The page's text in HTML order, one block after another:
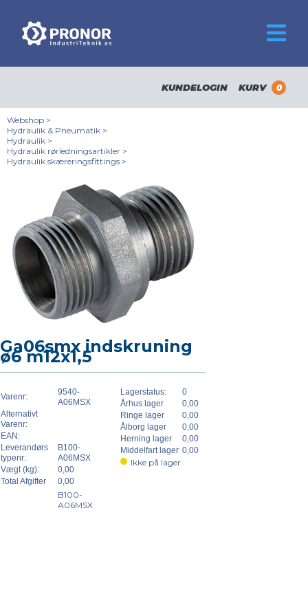
KUNDELOGIN KURV 0
Webshop >
Hydraulik & Pneumatik >
Hydraulik >
Hydraulik rørledningsartikler >
Hydraulik skæreringsfittings >
Ga06smx indskruning
ø6 m12x1,5
Varenr:
9540-
A06MSX
Alternativt
Varenr:
EAN:
Leverandørs
typenr:
B100-
A06MSX
Vægt (kg):
0,00
Total Afgifter
0,00
B100-
A06MSX
Lagerstatus:
0
Århus lager
0,00
Ringe lager
0,00
Ålborg lager
0,00
Herning lager
0,00
Middelfart lager 0,00
Ikke på lager